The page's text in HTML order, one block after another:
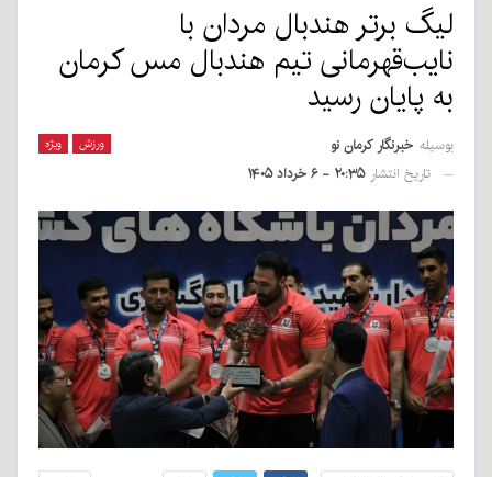
لیگ برتر هندبال مردان با
نایب‌قهرمانی تیم هندبال مس کرمان
به پایان رسید
ورزش ویژه بوسیله خبرنگار کرمان نو
تاریخ انتشار ۲۰:۳۵ - ۶ خرداد ۱۴۰۵